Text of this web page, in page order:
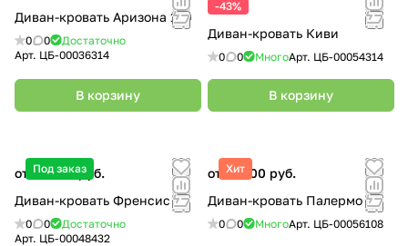
Диван-кровать Аризона 120
0 0
Достаточно
Арт. ЦБ-00036314
В корзину
-43%
Диван-кровать Киви
0 0 МногоАрт. ЦБ-00054314
В корзину
Под заказ
от 55 000 руб.
Диван-кровать Френсис
0 0
Достаточно
Арт. ЦБ-00048432
Хит
от 23 100 руб.
Диван-кровать Палермо
0 0 МногоАрт. ЦБ-00056108